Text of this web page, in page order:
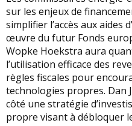
sur les enjeux de
simplifier l’accès aux aides
œuvre du futur Fonds
Wopke Hoekstra aura
l’utilisation efficace des
règles fiscales pour
technologies propres. Dan
côté une stratégie
propre visant à débloquer